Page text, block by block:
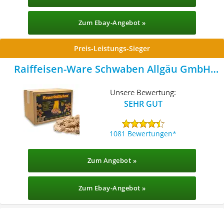
Zum Ebay-Angebot »
Preis-Leistungs-Sieger
Raiffeisen-Ware Schwaben Allgäu GmbH
Unsere Bewertung:
SEHR GUT
1081 Bewertungen
Zum Angebot »
Zum Ebay-Angebot »